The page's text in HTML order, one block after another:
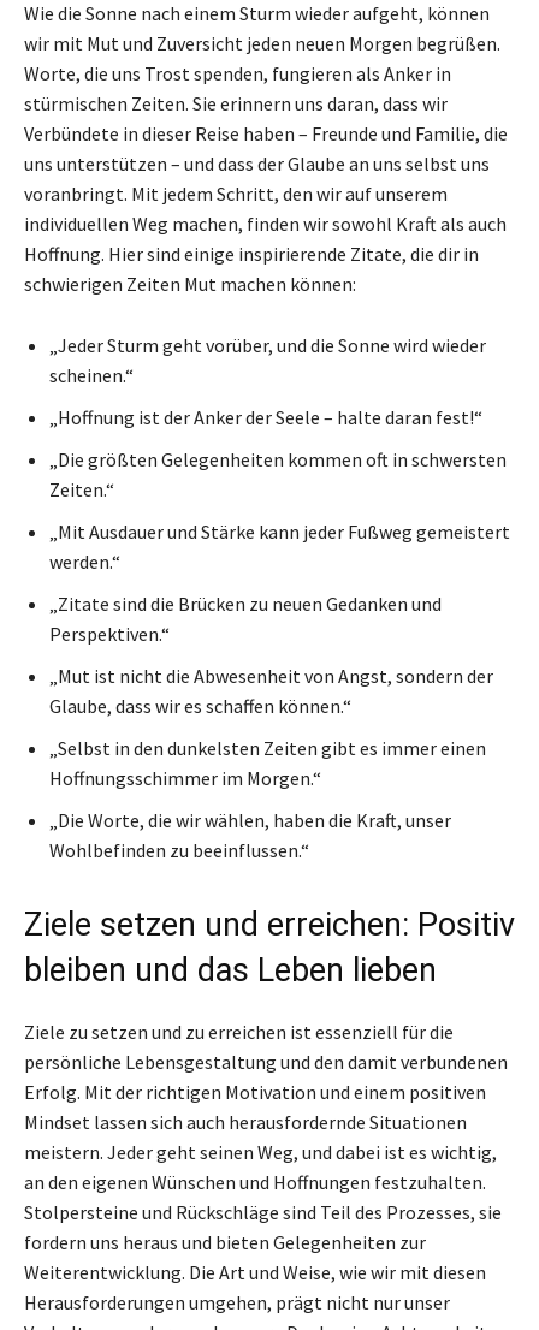
Wie die Sonne nach einem Sturm wieder aufgeht, können
wir mit Mut und Zuversicht jeden neuen Morgen begrüßen.
Worte, die uns Trost spenden, fungieren als Anker in
stürmischen Zeiten. Sie erinnern uns daran, dass wir
Verbündete in dieser Reise haben – Freunde und Familie, die
uns unterstützen – und dass der Glaube an uns selbst uns
voranbringt. Mit jedem Schritt, den wir auf unserem
individuellen Weg machen, finden wir sowohl Kraft als auch
Hoffnung. Hier sind einige inspirierende Zitate, die dir in
schwierigen Zeiten Mut machen können:
„Jeder Sturm geht vorüber, und die Sonne wird wieder
scheinen.“
„Hoffnung ist der Anker der Seele – halte daran fest!“
„Die größten Gelegenheiten kommen oft in schwersten
Zeiten.“
„Mit Ausdauer und Stärke kann jeder Fußweg gemeistert
werden.“
„Zitate sind die Brücken zu neuen Gedanken und
Perspektiven.“
„Mut ist nicht die Abwesenheit von Angst, sondern der
Glaube, dass wir es schaffen können.“
„Selbst in den dunkelsten Zeiten gibt es immer einen
Hoffnungsschimmer im Morgen.“
„Die Worte, die wir wählen, haben die Kraft, unser
Wohlbefinden zu beeinflussen.“
Ziele setzen und erreichen: Positiv
bleiben und das Leben lieben
Ziele zu setzen und zu erreichen ist essenziell für die
persönliche Lebensgestaltung und den damit verbundenen
Erfolg. Mit der richtigen Motivation und einem positiven
Mindset lassen sich auch herausfordernde Situationen
meistern. Jeder geht seinen Weg, und dabei ist es wichtig,
an den eigenen Wünschen und Hoffnungen festzuhalten.
Stolpersteine und Rückschläge sind Teil des Prozesses, sie
fordern uns heraus und bieten Gelegenheiten zur
Weiterentwicklung. Die Art und Weise, wie wir mit diesen
Herausforderungen umgehen, prägt nicht nur unser